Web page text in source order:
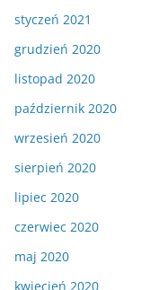
styczeń 2021
grudzień 2020
listopad 2020
październik 2020
wrzesień 2020
sierpień 2020
lipiec 2020
czerwiec 2020
maj 2020
kwiecień 2020